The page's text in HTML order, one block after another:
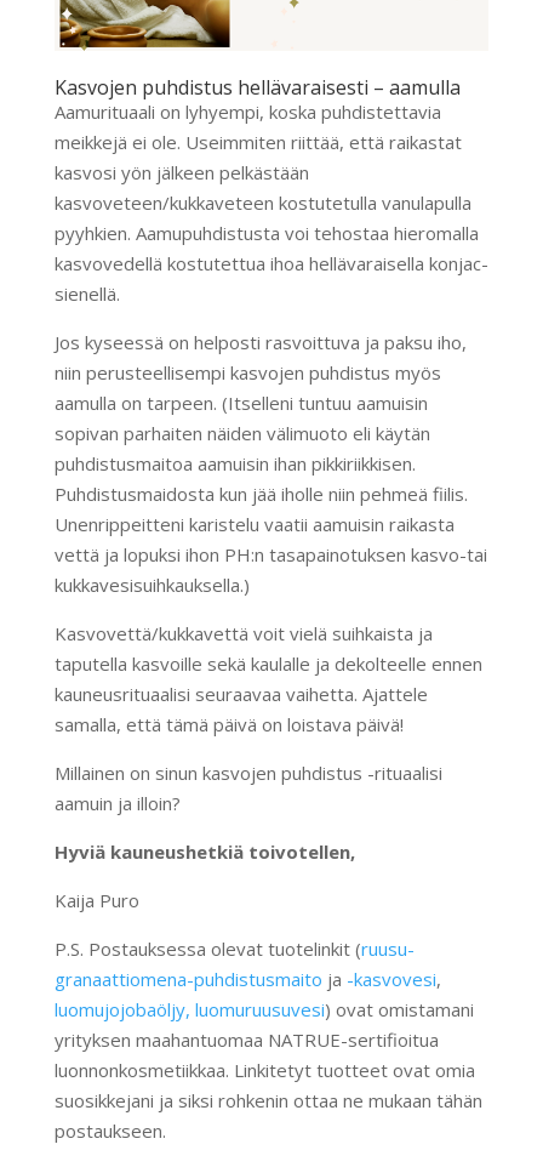
Kasvojen puhdistus hellävaraisesti – aamulla
Aamurituaali on lyhyempi, koska puhdistettavia
meikkejä ei ole. Useimmiten riittää, että raikastat
kasvosi yön jälkeen pelkästään
kasvoveteen/kukkaveteen kostutetulla vanulapulla
pyyhkien. Aamupuhdistusta voi tehostaa hieromalla
kasvovedellä kostutettua ihoa hellävaraisella konjac-
sienellä.
Jos kyseessä on helposti rasvoittuva ja paksu iho,
niin perusteellisempi kasvojen puhdistus myös
aamulla on tarpeen. (Itselleni tuntuu aamuisin
sopivan parhaiten näiden välimuoto eli käytän
puhdistusmaitoa aamuisin ihan pikkiriikkisen.
Puhdistusmaidosta kun jää iholle niin pehmeä fiilis.
Unenrippeitteni karistelu vaatii aamuisin raikasta
vettä ja lopuksi ihon PH:n tasapainotuksen kasvo-tai
kukkavesisuihkauksella.)
Kasvovettä/kukkavettä voit vielä suihkaista ja
taputella kasvoille sekä kaulalle ja dekolteelle ennen
kauneusrituaalisi seuraavaa vaihetta. Ajattele
samalla, että tämä päivä on loistava päivä!
Millainen on sinun kasvojen puhdistus -rituaalisi
aamuin ja illoin?
Hyviä kauneushetkiä toivotellen,
Kaija Puro
P.S. Postauksessa olevat tuotelinkit (ruusu-
granaattiomena-puhdistusmaito ja -kasvovesi,
luomujojobaöljy, luomuruusuvesi) ovat omistamani
yrityksen maahantuomaa NATRUE-sertifioitua
luonnonkosmetiikkaa. Linkitetyt tuotteet ovat omia
suosikkejani ja siksi rohkenin ottaa ne mukaan tähän
postaukseen.